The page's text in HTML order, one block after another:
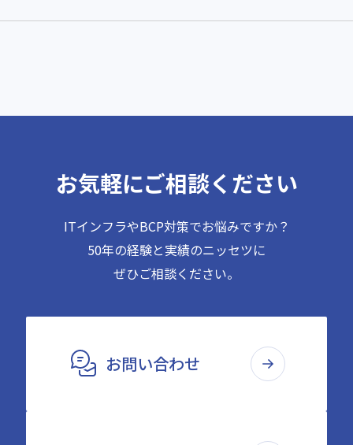
お気軽にご相談ください
ITインフラやBCP対策でお悩みですか？
50年の経験と実績のニッセツに
ぜひご相談ください。
お問い合わせ